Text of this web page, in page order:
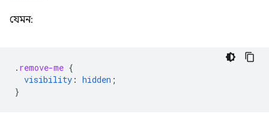
যেমন:
. remove-me {
visibility : hidden ;
}